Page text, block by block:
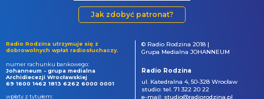
Jak zdobyć patronat?
Radio Rodzina utrzymuje się z
dobrowolnych wpłat radiosłuchaczy.
numer rachunku bankowego:
Johanneum - grupa medialna
Archidiecezji Wrocławskiej
69 1600 1462 1813 6262 6000 0001
wpłaty z tytułem:
© Radio Rodzina 2018 |
Grupa Medialna JOHANNEUM
Radio Rodzina
ul. Katedralna 4, 50-328 Wrocław
studio: tel. 71 322 20 22
e-mail: studio@radiorodzina.pl